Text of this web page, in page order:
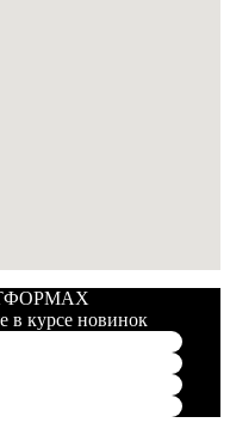
в курсе новинок